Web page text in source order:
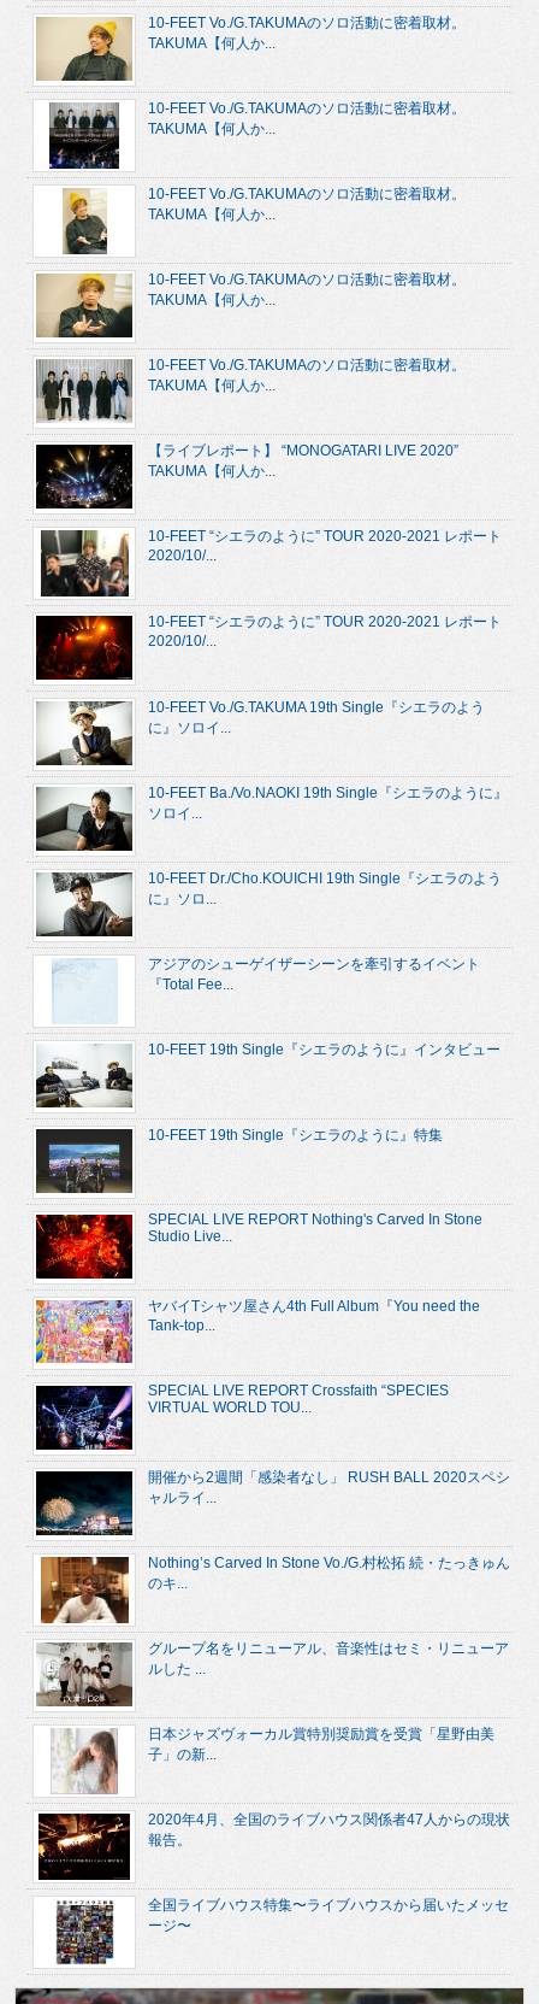
10-FEET Vo./G.TAKUMAのソロ活動に密着取材。
TAKUMA【何人か...
10-FEET Vo./G.TAKUMAのソロ活動に密着取材。
TAKUMA【何人か...
10-FEET Vo./G.TAKUMAのソロ活動に密着取材。
TAKUMA【何人か...
10-FEET Vo./G.TAKUMAのソロ活動に密着取材。
TAKUMA【何人か...
10-FEET Vo./G.TAKUMAのソロ活動に密着取材。
TAKUMA【何人か...
【ライブレポート】 “MONOGATARI LIVE 2020”
TAKUMA【何人か...
10-FEET “シエラのように” TOUR 2020-2021 レポート
2020/10/...
10-FEET “シエラのように” TOUR 2020-2021 レポート
2020/10/...
10-FEET Vo./G.TAKUMA 19th Single『シエラのよう
に』ソロイ...
10-FEET Ba./Vo.NAOKI 19th Single『シエラのように』
ソロイ...
10-FEET Dr./Cho.KOUICHI 19th Single『シエラのよう
に』ソロ...
アジアのシューゲイザーシーンを牽引するイベント
『Total Fee...
10-FEET 19th Single『シエラのように』インタビュー
10-FEET 19th Single『シエラのように』特集
SPECIAL LIVE REPORT Nothing's Carved In Stone
Studio Live...
ヤバイTシャツ屋さん4th Full Album『You need the
Tank-top...
SPECIAL LIVE REPORT Crossfaith “SPECIES
VIRTUAL WORLD TOU...
開催から2週間「感染者なし」 RUSH BALL 2020スペシ
ャルライ...
Nothing’s Carved In Stone Vo./G.村松拓 続・たっきゅん
のキ...
グループ名をリニューアル、音楽性はセミ・リニューア
ルした ...
日本ジャズヴォーカル賞特別奨励賞を受賞「星野由美
子」の新...
2020年4月、全国のライブハウス関係者47人からの現状
報告。
全国ライブハウス特集〜ライブハウスから届いたメッセ
ージ〜